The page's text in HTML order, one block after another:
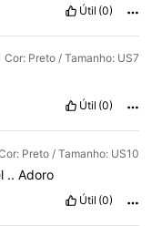
Útil (0)
Cor: Preto / Tamanho: US7
Útil (0)
Preto / Tamanho: US10
..Adoro
Útil (0)